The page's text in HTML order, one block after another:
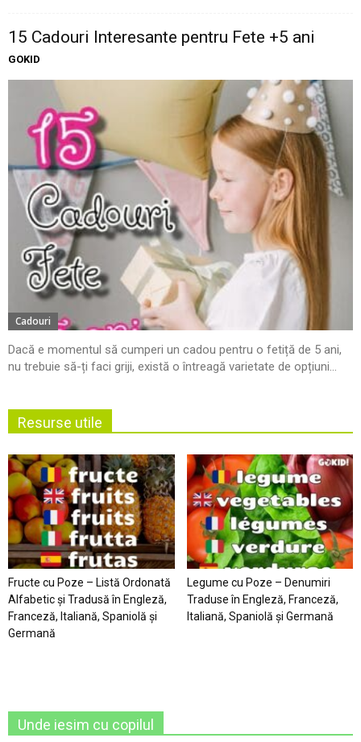
15 Cadouri Interesante pentru Fete +5 ani
GOKID
Cadouri
Dacă e momentul să cumperi un cadou pentru o fetiță de 5 ani,
nu trebuie să-ți faci griji, există o întreagă varietate de opțiuni...
Resurse utile
Fructe cu Poze – Listă Ordonată
Alfabetic şi Tradusă în Engleză,
Franceză, Italiană, Spaniolă şi
Germană
Legume cu Poze – Denumiri
Traduse în Engleză, Franceză,
Italiană, Spaniolă şi Germană
Unde iesim cu copilul